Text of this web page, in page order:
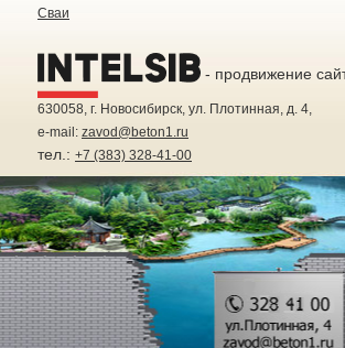
Сваи
630058, г. Новосибирск, ул. Плотинная, д. 4,
e-mail: zavod@beton1.ru
тел.: +7 (383) 328-41-00
- продвижение